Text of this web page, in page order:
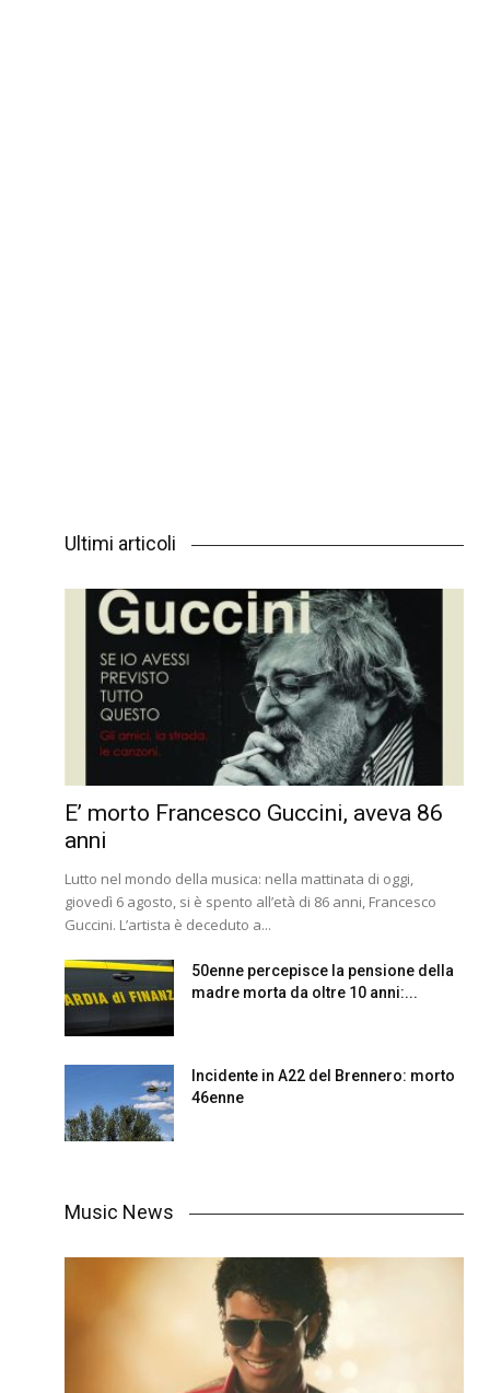
Ultimi articoli
E’ morto Francesco Guccini, aveva 86
anni
Lutto nel mondo della musica: nella mattinata di oggi,
giovedì 6 agosto, si è spento all’età di 86 anni, Francesco
Guccini. L’artista è deceduto a...
50enne percepisce la pensione della
madre morta da oltre 10 anni:...
Incidente in A22 del Brennero: morto
46enne
Music News